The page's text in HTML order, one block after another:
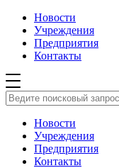
Новости
Учреждения
Предприятия
Контакты
Новости
Учреждения
Предприятия
Контакты